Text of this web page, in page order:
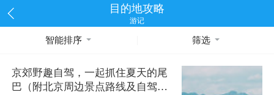
目的地攻略
游记
智能排序 筛选
京郊野趣自驾，一起抓住夏天的尾
巴（附北京周边景点路线及自驾攻